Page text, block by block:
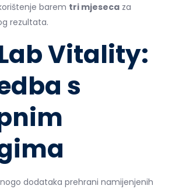
barem tri mjeseca za
rezultata.
Vitality:
s
dodataka prehrani namijenjenih